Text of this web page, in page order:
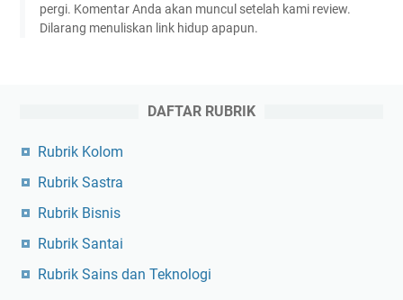
pergi. Komentar Anda akan muncul setelah kami review.
Dilarang menuliskan link hidup apapun.
DAFTAR RUBRIK
Rubrik Kolom
Rubrik Sastra
Rubrik Bisnis
Rubrik Santai
Rubrik Sains dan Teknologi